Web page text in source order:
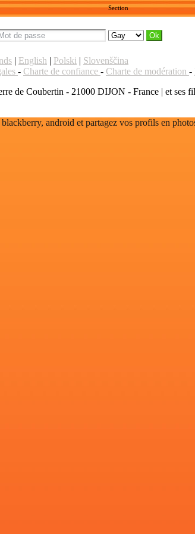
Section
| English | Polski | Slovenščina
- Charte de confiance - Charte de modération -
de Coubertin - 21000 DIJON - France | et ses
android et partagez vos profils en